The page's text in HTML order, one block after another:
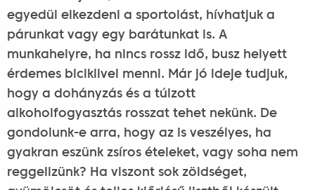
egyedül elkezdeni a sportolást, hívhatjuk a
párunkat vagy egy barátunkat is. A
munkahelyre, ha nincs rossz idő, busz helyett
érdemes biciklivel menni. Már jó ideje tudjuk,
hogy a dohányzás és a túlzott
alkoholfogyasztás rosszat tehet nekünk. De
gondolunk-e arra, hogy az is veszélyes, ha
gyakran eszünk zsíros ételeket, vagy soha nem
reggelizünk? Ha viszont sok zöldséget,